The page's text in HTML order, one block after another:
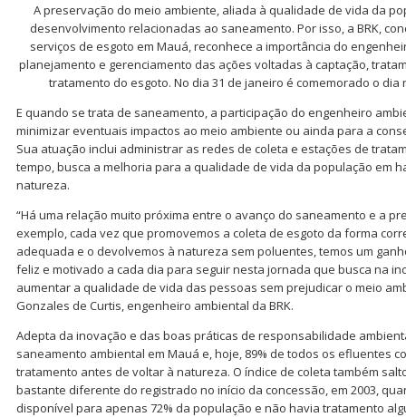
A preservação do meio ambiente, aliada à qualidade de vida da
desenvolvimento relacionadas ao saneamento. Por isso, a BRK,
serviços de esgoto em Mauá, reconhece a importância do
planejamento e gerenciamento das ações voltadas à captação,
tratamento do esgoto. No dia 31 de janeiro é comemorado o
E quando se trata de saneamento, a participação do engenheiro
minimizar eventuais impactos ao meio ambiente ou ainda para a
Sua atuação inclui administrar as redes de coleta e estações de
tempo, busca a melhoria para a qualidade de vida da população em
natureza.
“Há uma relação muito próxima entre o avanço do saneamento e a
exemplo, cada vez que promovemos a coleta de esgoto da forma
adequada e o devolvemos à natureza sem poluentes, temos um
feliz e motivado a cada dia para seguir nesta jornada que busca na
aumentar a qualidade de vida das pessoas sem prejudicar o meio
Gonzales de Curtis, engenheiro ambiental da BRK.
Adepta da inovação e das boas práticas de responsabilidade
saneamento ambiental em Mauá e, hoje, 89% de todos os efluentes
tratamento antes de voltar à natureza. O índice de coleta também
bastante diferente do registrado no início da concessão, em 2003,
disponível para apenas 72% da população e não havia tratamento